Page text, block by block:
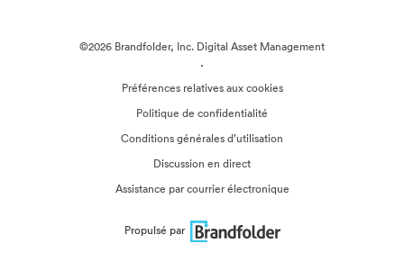
©2026 Brandfolder, Inc. Digital Asset Management
·
Préférences relatives aux cookies
Politique de confidentialité
Conditions générales d’utilisation
Discussion en direct
Assistance par courrier électronique
Propulsé par